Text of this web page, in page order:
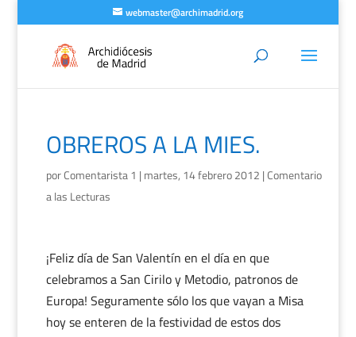
webmaster@archimadrid.org
OBREROS A LA MIES.
porComentarista 1 | martes, 14 febrero 2012 |Comentario
a las Lecturas
¡Feliz día de San Valentín en el día en que
celebramos a San Cirilo y Metodio, patronos de
Europa! Seguramente sólo los que vayan a Misa
hoy se enteren de la festividad de estos dos